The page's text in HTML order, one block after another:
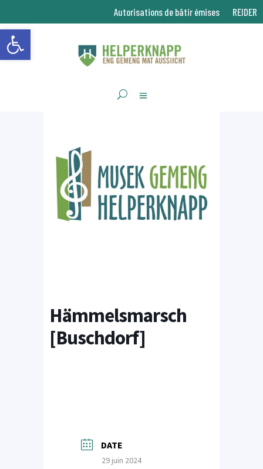
Ouvrir la barre d’outils
Autorisations de bâtir émises REIDER
Hämmelsmarsch
[Buschdorf]
DATE
29 juin 2024